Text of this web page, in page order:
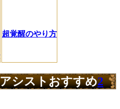
超覚醒のやり方
シストおすすめ2